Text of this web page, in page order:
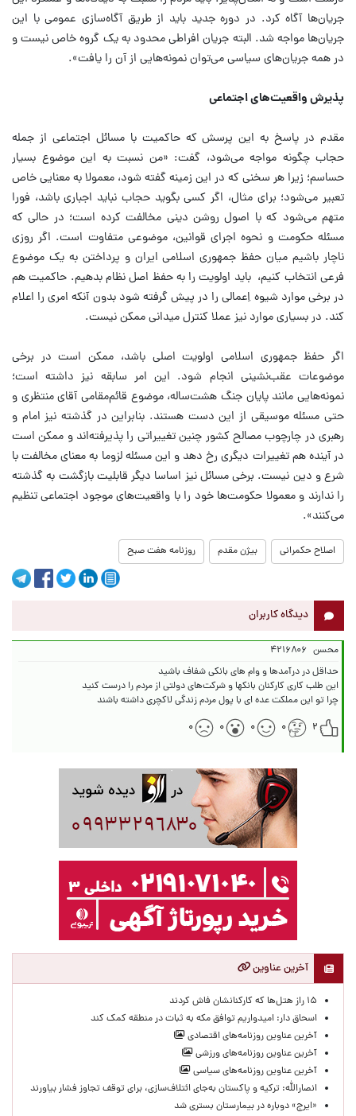
جریان‌ها آگاه کرد. در دوره جدید باید از طریق آگاه‌سازی عمومی با این
جریان‌ها مواجه شد. البته جریان افراطی محدود به یک گروه خاص نیست و
در همه جریان‌های سیاسی می‌توان نمونه‌هایی از آن را یافت».
پذیرش واقعیت‌های اجتماعی
مقدم در پاسخ به این پرسش که حاکمیت با مسائل اجتماعی از جمله
حجاب چگونه مواجه می‌شود، گفت: «من نسبت به این موضوع بسیار
حساسم؛ زیرا هر سخنی که در این زمینه گفته شود، معمولا به معنایی خاص
تعبیر می‌شود؛ برای مثال، اگر کسی بگوید حجاب نباید اجباری باشد، فورا
متهم می‌شود که با اصول روشن دینی مخالفت کرده است؛ در حالی که
مسئله حکومت و نحوه اجرای قوانین، موضوعی متفاوت است. اگر روزی
ناچار باشیم میان حفظ جمهوری اسلامی ایران و پرداختن به یک موضوع
فرعی انتخاب کنیم، باید اولویت را به حفظ اصل نظام بدهیم. حاکمیت هم
در برخی موارد شیوه اِعمالی را در پیش گرفته شود بدون آنکه امری را اعلام
کند. در بسیاری موارد نیز عملا کنترل میدانی ممکن نیست.
اگر حفظ جمهوری اسلامی اولویت اصلی باشد، ممکن است در برخی
موضوعات عقب‌نشینی انجام شود. این امر سابقه نیز داشته است؛
نمونه‌هایی مانند پایان جنگ هشت‌ساله، موضوع قائم‌مقامی آقای منتظری و
حتی مسئله موسیقی از این دست هستند. بنابراین در گذشته نیز امام و
رهبری در چارچوب مصالح کشور چنین تغییراتی را پذیرفته‌اند و ممکن است
در آینده هم تغییرات دیگری رخ دهد و این مسئله لزوما به معنای مخالفت با
شرع و دین نیست. برخی مسائل نیز اساسا دیگر قابلیت بازگشت به گذشته
را ندارند و معمولا حکومت‌ها خود را با واقعیت‌های موجود اجتماعی تنظیم
می‌کنند».
اصلاح حکمرانی بیژن مقدم روزنامه هفت صبح
دیدگاه کاربران
محسن ۴۲۱۶۸۰۶
چرا تو این مملکت عده ای با پول مردم زندگی لاکچری داشته باشند
۲
۰ ۰ ۰ ۰
آخرین عناوین
۱۵ راز هتل‌ها که کارکنانشان فاش کردند
اسحاق دار: امیدواریم توافق مکه به ثبات در منطقه کمک کند
آخرین عناوین روزنامه‌های اقتصادی
آخرین عناوین روزنامه‌های ورزشی
آخرین عناوین روزنامه‌های سیاسی
انصارالله: ترکیه و پاکستان به‌جای ائتلاف‌سازی، برای توقف تجاوز فشار بیاورند
«ایرج» دوباره در بیمارستان بستری شد